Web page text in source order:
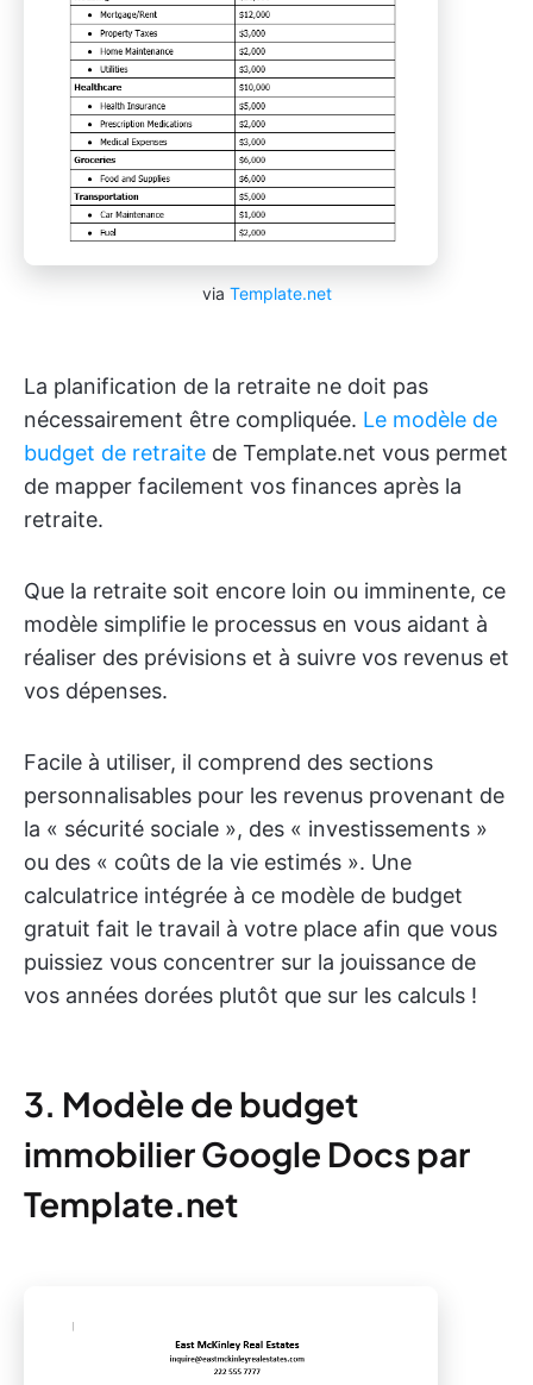
via Template.net
La planification de la retraite ne doit pas
nécessairement être compliquée. Le modèle de
budget de retraite de Template.net vous permet
de mapper facilement vos finances après la
retraite.
Que la retraite soit encore loin ou imminente, ce
modèle simplifie le processus en vous aidant à
réaliser des prévisions et à suivre vos revenus et
vos dépenses.
Facile à utiliser, il comprend des sections
personnalisables pour les revenus provenant de
la « sécurité sociale », des « investissements »
ou des « coûts de la vie estimés ». Une
calculatrice intégrée à ce modèle de budget
gratuit fait le travail à votre place afin que vous
puissiez vous concentrer sur la jouissance de
vos années dorées plutôt que sur les calculs !
3. Modèle de budget
immobilier Google Docs par
Template.net